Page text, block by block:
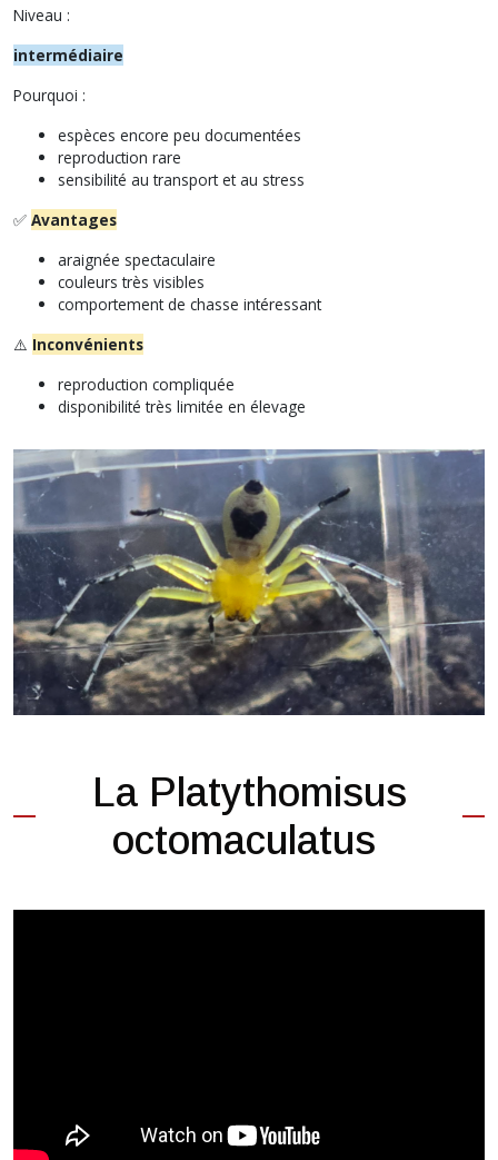
Niveau :
intermédiaire
Pourquoi :
espèces encore peu documentées
reproduction rare
sensibilité au transport et au stress
✅ Avantages
araignée spectaculaire
couleurs très visibles
comportement de chasse intéressant
⚠️ Inconvénients
reproduction compliquée
disponibilité très limitée en élevage
La Platythomisus
octomaculatus